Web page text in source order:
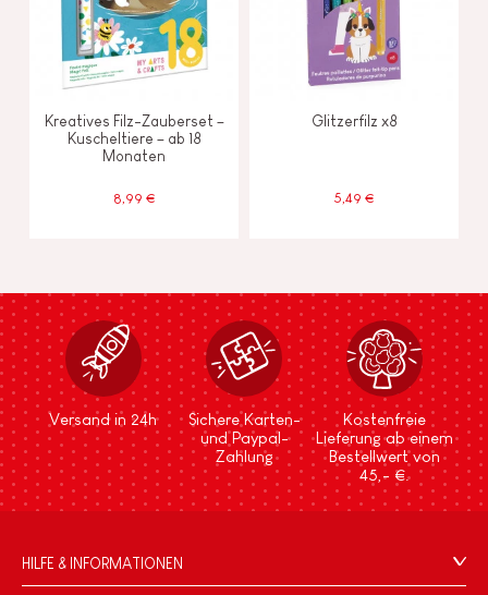
Kreatives Filz-Zauberset –
Kuscheltiere – ab 18
Monaten
8,99 €
Glitzerfilz x8
5,49 €
Versand in 24h
Sichere Karten-
und Paypal-
Zahlung
Kostenfreie
Lieferung ab einem
Bestellwert von
45,- €.
HILFE & INFORMATIONEN